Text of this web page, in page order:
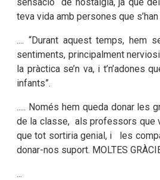
teva vida amb persones que
.... “Durant aquest temps,
sentiments, principalment
la pràctica se’n va, i t’n’adones
infants”.
..... Només hem queda donar les
de la classe, als professors que
que tot sortiria genial, i les
donar-nos suport. MOLTES
...